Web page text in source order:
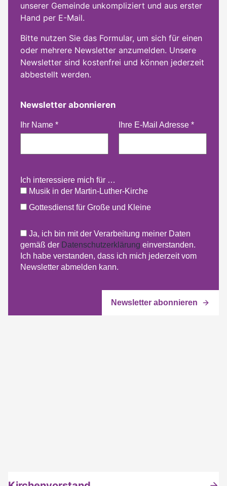
unserer Gemeinde unkompliziert und aus erster
Hand per E-Mail.
Bitte nutzen Sie das Formular, um sich für einen
oder mehrere Newsletter anzumelden. Unsere
Newsletter sind kostenfrei und können jederzeit
abbestellt werden.
Newsletter abonnieren
Ihr Name * Ihre E-Mail Adresse *
Ich interessiere mich für …
Musik in der Martin-Luther-Kirche
Gottesdienst für Große und Kleine
Ja, ich bin mit der Verarbeitung meiner Daten
gemäß der Datenschutzerklärung einverstanden.
Ich habe verstanden, dass ich mich jederzeit vom
Newsletter abmelden kann.